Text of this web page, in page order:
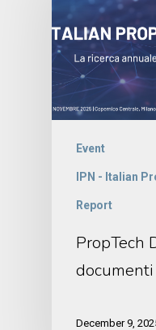
Event
IPN - Italian
Report
PropTech
December 9,